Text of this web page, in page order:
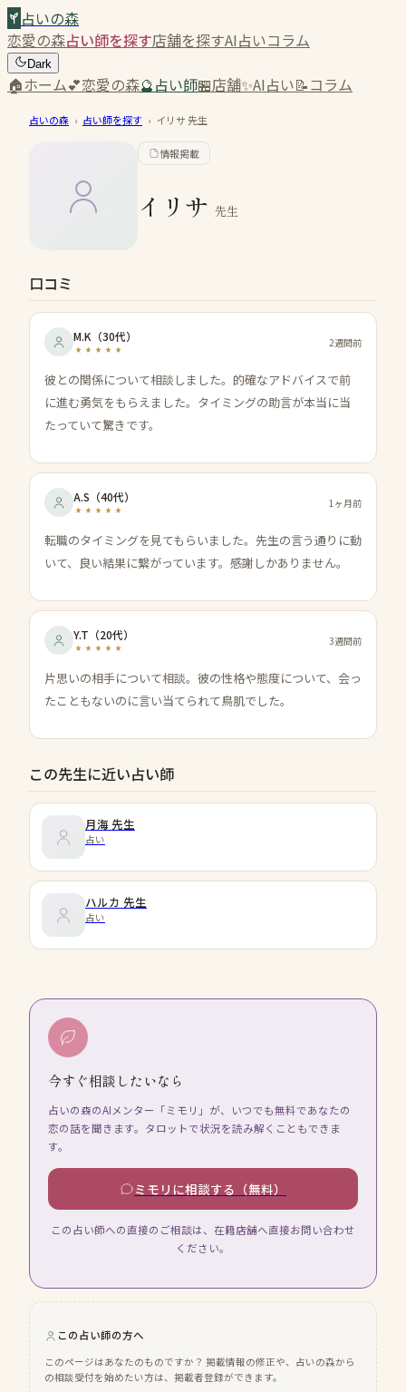
占いの森
恋愛の森占い師を探す店舗を探すAI占いコラム
Dark
🏠ホーム💕恋愛の森🔮占い師🏪店舗✨AI占い📝コラム
占いの森 › 占い師を探す › イリサ先生
情報掲載
イリサ 先生
口コミ
M.K （30代） 2週間前
彼との関係について相談しました。的確なアドバイスで前
に進む勇気をもらえました。タイミングの助言が本当に当
たっていて驚きです。
A.S （40代） 1ヶ月前
転職のタイミングを見てもらいました。先生の言う通りに動
いて、良い結果に繋がっています。感謝しかありません。
Y.T （20代） 3週間前
片思いの相手について相談。彼の性格や態度について、会っ
たこともないのに言い当てられて鳥肌でした。
この先生に近い占い師
月海 先生
占い
ハルカ 先生
占い
今すぐ相談したいなら
占いの森のAIメンター「ミモリ」が、いつでも無料であなたの
恋の話を聞きます。タロットで状況を読み解くこともできま
す。
ミモリに相談する（無料）
この占い師への直接のご相談は、在籍店舗へ直接お問い合わせ
ください。
この占い師の方へ
このページはあなたのものですか？ 掲載情報の修正や、占いの森から
の相談受付を始めたい方は、掲載者登録ができます。